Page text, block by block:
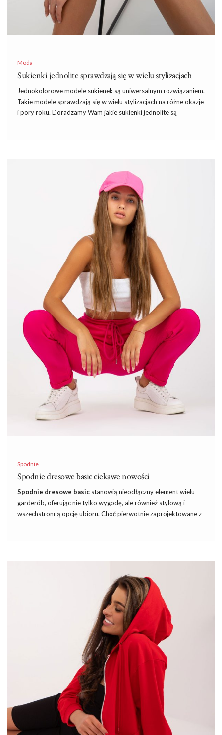
Moda
Sukienki jednolite sprawdzają się w wielu stylizacjach
Jednokolorowe modele sukienek są uniwersalnym rozwiązaniem.
Takie modele sprawdzają się w wielu stylizacjach na różne okazje
i pory roku. Doradzamy Wam jakie sukienki jednolite są
jednolite sukienki
są popularnym ubraniem,
na które stawia wiele kobiet. Przede wszystkim łatwo stworzyć z
nimi udane stylizacje – inne elementy garderoby i dodatki
dobieramy pod jeden odcień. Nie mamy też problemu z
łączeniem wzorów czy wielu ozdób. Zazwyczaj
mają ograniczone do minimum ozdoby. Jednolite
modele nie są jednak nudne. Mogą być one uatrakcyjnione
krojem czy zastosowanym materiałem. Tkaniny mogą być z
wiskozy, czyli lekkie, z …
Spodnie
Spodnie dresowe basic ciekawe nowości
Spodnie dresowe basic stanowią nieodłączny element wielu
garderób, oferując nie tylko wygodę, ale również stylową i
wszechstronną opcję ubioru. Choć pierwotnie zaprojektowane z
W tym artykule przyjrzymy się bliżej fenomenowi spodni
dresowych basic, omawiając ich znaczenie w modzie, ewolucję
stylu oraz różnorodne sposoby ich noszenia i stylizowania.
Na wiosnę wybierz basic
Spodnie dresowe stanowią kluczowy element w dzisiejszej
modzie, łącząc wygodę z stylem …